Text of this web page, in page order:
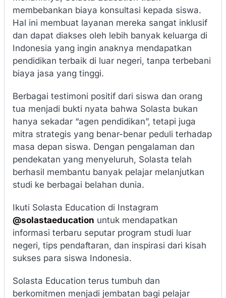
membebankan biaya konsultasi kepada siswa.
Hal ini membuat layanan mereka sangat inklusif
dan dapat diakses oleh lebih banyak keluarga di
Indonesia yang ingin anaknya mendapatkan
pendidikan terbaik di luar negeri, tanpa terbebani
biaya jasa yang tinggi.
Berbagai testimoni positif dari siswa dan orang
tua menjadi bukti nyata bahwa Solasta bukan
hanya sekadar “agen pendidikan”, tetapi juga
mitra strategis yang benar-benar peduli terhadap
masa depan siswa. Dengan pengalaman dan
pendekatan yang menyeluruh, Solasta telah
berhasil membantu banyak pelajar melanjutkan
studi ke berbagai belahan dunia.
Ikuti Solasta Education di Instagram
@solastaeducation untuk mendapatkan
informasi terbaru seputar program studi luar
negeri, tips pendaftaran, dan inspirasi dari kisah
sukses para siswa Indonesia.
Solasta Education terus tumbuh dan
berkomitmen menjadi jembatan bagi pelajar